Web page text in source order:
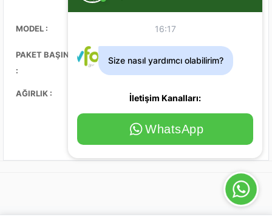
MODEL : New Competition Şamandıra 16-06
PAKET BAŞINA MİKTAR
:
10
AĞIRLIK : 1,5 gr
16:17
Size nasıl yardımcı olabilirim?
İletişim Kanalları:
WhatsApp